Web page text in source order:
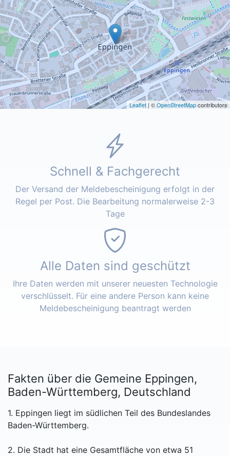
Leaflet | ©OpenStreetMapcontributors
Schnell & Fachgerecht
Der Versand der Meldebescheinigung erfolgt in der
Regel per Post. Die Bearbeitung normalerweise 2-3
Tage
Alle Daten sind geschützt
Ihre Daten werden mit unserer neuesten Technologie
verschlüsselt. Für eine andere Person kann keine
Meldebescheinigung beantragt werden
Fakten über die Gemeine Eppingen,
Baden-Württemberg, Deutschland
1. Eppingen liegt im südlichen Teil des Bundeslandes
Baden-Württemberg.
2. Die Stadt hat eine Gesamtfläche von etwa 51